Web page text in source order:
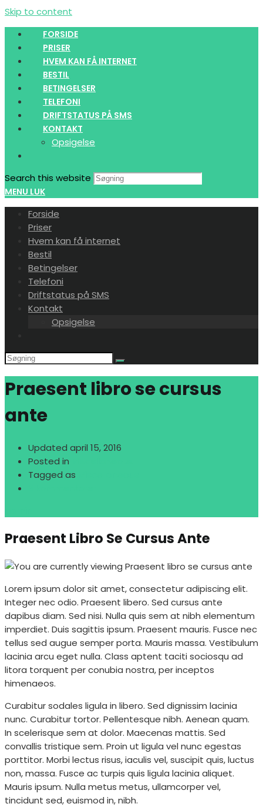
Skip to content
FORSIDE
PRISER
HVEM KAN FÅ INTERNET
BESTIL
BETINGELSER
TELEFONI
DRIFTSTATUS PÅ SMS
KONTAKT
Opsigelse
Search this website
MENU LUK
Forside
Priser
Hvem kan få internet
Bestil
Betingelser
Telefoni
Driftstatus på SMS
Kontakt
Opsigelse
Praesent libro se cursus
ante
Updated april 15, 2016
Posted in
Tagged as
Praesent Libro Se Cursus Ante
Lorem ipsum dolor sit amet, consectetur adipiscing elit.
Integer nec odio. Praesent libero. Sed cursus ante
dapibus diam. Sed nisi. Nulla quis sem at nibh elementum
imperdiet. Duis sagittis ipsum. Praesent mauris. Fusce nec
tellus sed augue semper porta. Mauris massa. Vestibulum
lacinia arcu eget nulla. Class aptent taciti sociosqu ad
litora torquent per conubia nostra, per inceptos
himenaeos.
Curabitur sodales ligula in libero. Sed dignissim lacinia
nunc. Curabitur tortor. Pellentesque nibh. Aenean quam.
In scelerisque sem at dolor. Maecenas mattis. Sed
convallis tristique sem. Proin ut ligula vel nunc egestas
porttitor. Morbi lectus risus, iaculis vel, suscipit quis, luctus
non, massa. Fusce ac turpis quis ligula lacinia aliquet.
Mauris ipsum. Nulla metus metus, ullamcorper vel,
tincidunt sed, euismod in, nibh.